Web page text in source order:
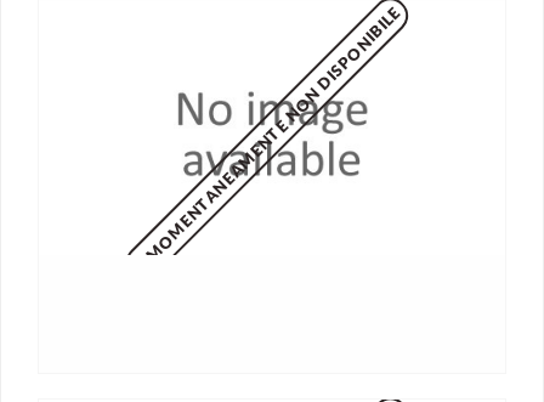
MOMENTANEAMENTE NON DISPONIBILE